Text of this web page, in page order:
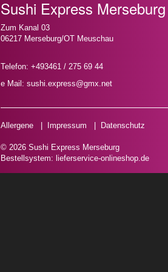
Sushi Express Merseburg
Zum Kanal 03
06217 Merseburg/OT Meuschau
Telefon: +493461 / 275 69 44
e Mail: sushi.express@gmx.net
Allergene Impressum Datenschutz
© 2026 Sushi Express Merseburg
Bestellsystem: lieferservice-onlineshop.de